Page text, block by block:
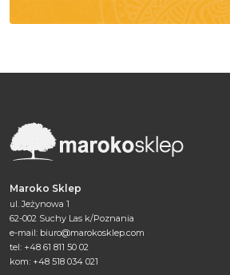
Maroko Sklep
ul. Jeżynowa 1
62-002 Suchy Las k/Poznania
e-mail: biuro@marokosklep.com
tel: +48 61 811 50 02
kom: +48 518 034 021